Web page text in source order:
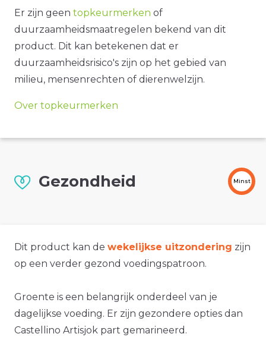
Er zijn geen topkeurmerken of
duurzaamheidsmaatregelen bekend van dit
product. Dit kan betekenen dat er
duurzaamheidsrisico's zijn op het gebied van
milieu, mensenrechten of dierenwelzijn.
Over topkeurmerken
Gezondheid Minst
Dit product kan de wekelijkse uitzondering zijn
op een verder gezond voedingspatroon.
Groente is een belangrijk onderdeel van je
dagelijkse voeding. Er zijn gezondere opties dan
Castellino Artisjok part gemarineerd.